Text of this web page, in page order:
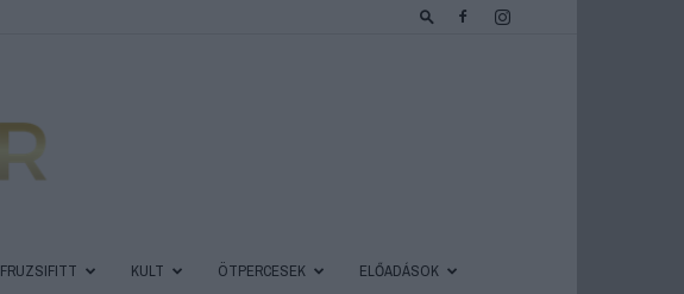
FRUZSIFITT KULT ÖTPERCESEK ELŐADÁSOK